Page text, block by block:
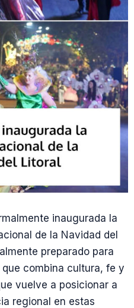
inaugurada la
de la Navidad del
preparado para
combina cultura, fe y
vuelve a posicionar a
regional en estas